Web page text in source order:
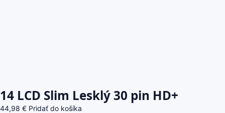
14 LCD Slim Lesklý 30 pin HD+
44,98 € Pridať do košíka